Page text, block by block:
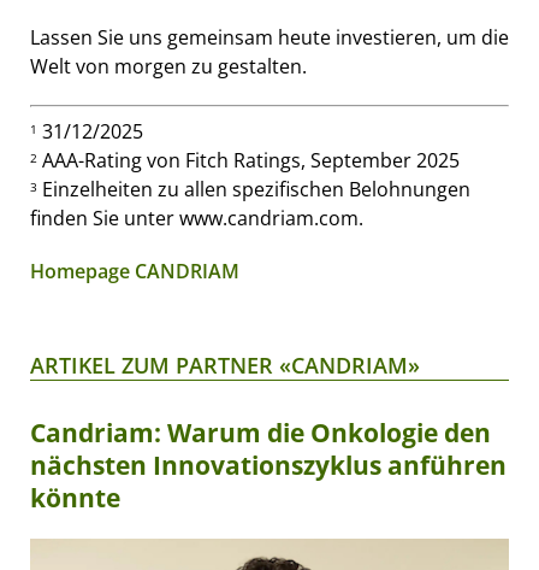
Lassen Sie uns gemeinsam heute investieren, um die
Welt von morgen zu gestalten.
1 31/12/2025
2 AAA-Rating von Fitch Ratings, September 2025
3 Einzelheiten zu allen spezifischen Belohnungen
finden Sie unter www.candriam.com.
Homepage CANDRIAM
ARTIKEL ZUM PARTNER «CANDRIAM»
Candriam: Warum die Onkologie den
nächsten Innovationszyklus anführen
könnte